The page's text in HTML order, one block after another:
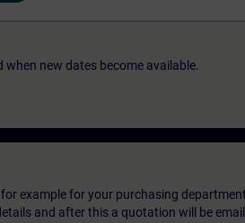
new dates become available.
example for your purchasing
and after this a quotation will be